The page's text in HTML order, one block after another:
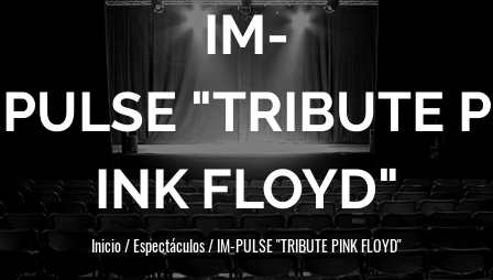
IM-
PULSE "TRIBUTE P
INK FLOYD"
Inicio/Espectáculos/IM-PULSE "TRIBUTE PINK FLOYD"